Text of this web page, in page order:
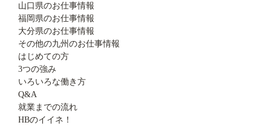
山口県のお仕事情報
福岡県のお仕事情報
大分県のお仕事情報
その他の九州のお仕事情報
はじめての方
3つの強み
いろいろな働き方
Q&A
就業までの流れ
HBのイイネ！